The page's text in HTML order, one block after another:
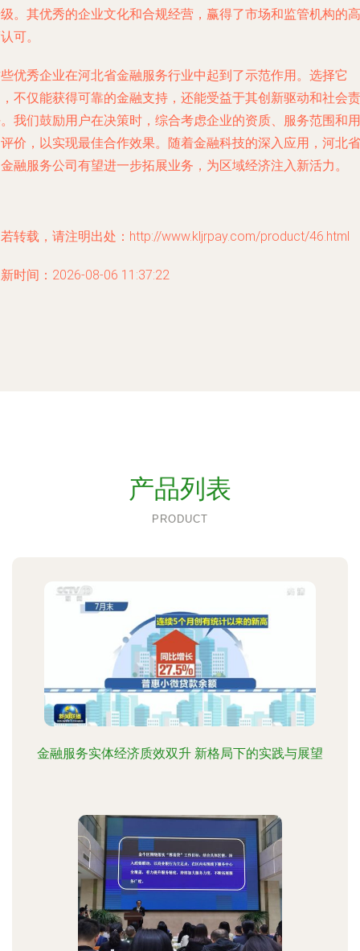
。其优秀的企业文化和合规经营，赢得了市场和监管机构的高
可。
优秀企业在河北省金融服务行业中起到了示范作用。选择它
不仅能获得可靠的金融支持，还能受益于其创新驱动和社会责
我们鼓励用户在决策时，综合考虑企业的资质、服务范围和用
价，以实现最佳合作效果。随着金融科技的深入应用，河北省
融服务公司有望进一步拓展业务，为区域经济注入新活力。
转载，请注明出处：http://www.kljrpay.com/product/46.html
时间：2026-08-06 11:37:22
产品列表
PRODUCT
金融服务实体经济质效双升 新格局下的实践与展望